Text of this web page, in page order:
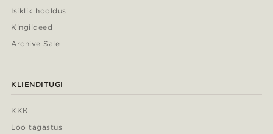
Isiklik hooldus
Kingiideed
Archive Sale
KLIENDITUGI
KKK
Loo tagastus